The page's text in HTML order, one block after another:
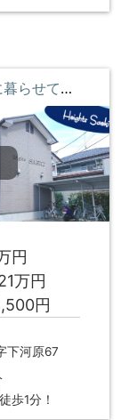
【Heights Saeki】日大工学部の前に暮らせて学食でゴハン♪家電付 ①階 **即入居募集中**
円
万円
円
下河原67
歩1分！